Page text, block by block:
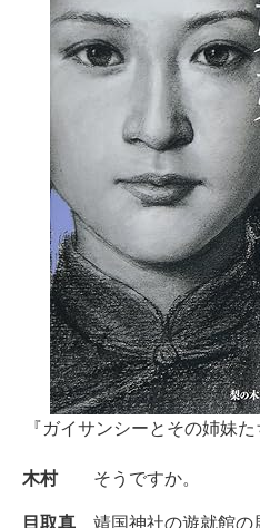
『ガイサンシーとその姉妹
木村 そうですか。
目取真
靖国神社の遊就館の